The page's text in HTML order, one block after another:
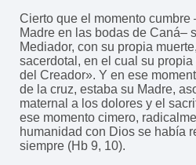
Cierto que el momento
Madre en las bodas de Caná–
Mediador, con su propia
sacerdotal, en el cual su
del Creador». Y en ese
de la cruz, estaba su Madre,
maternal a los dolores y el
ese momento cimero,
humanidad con Dios se había
siempre (Hb 9, 10).